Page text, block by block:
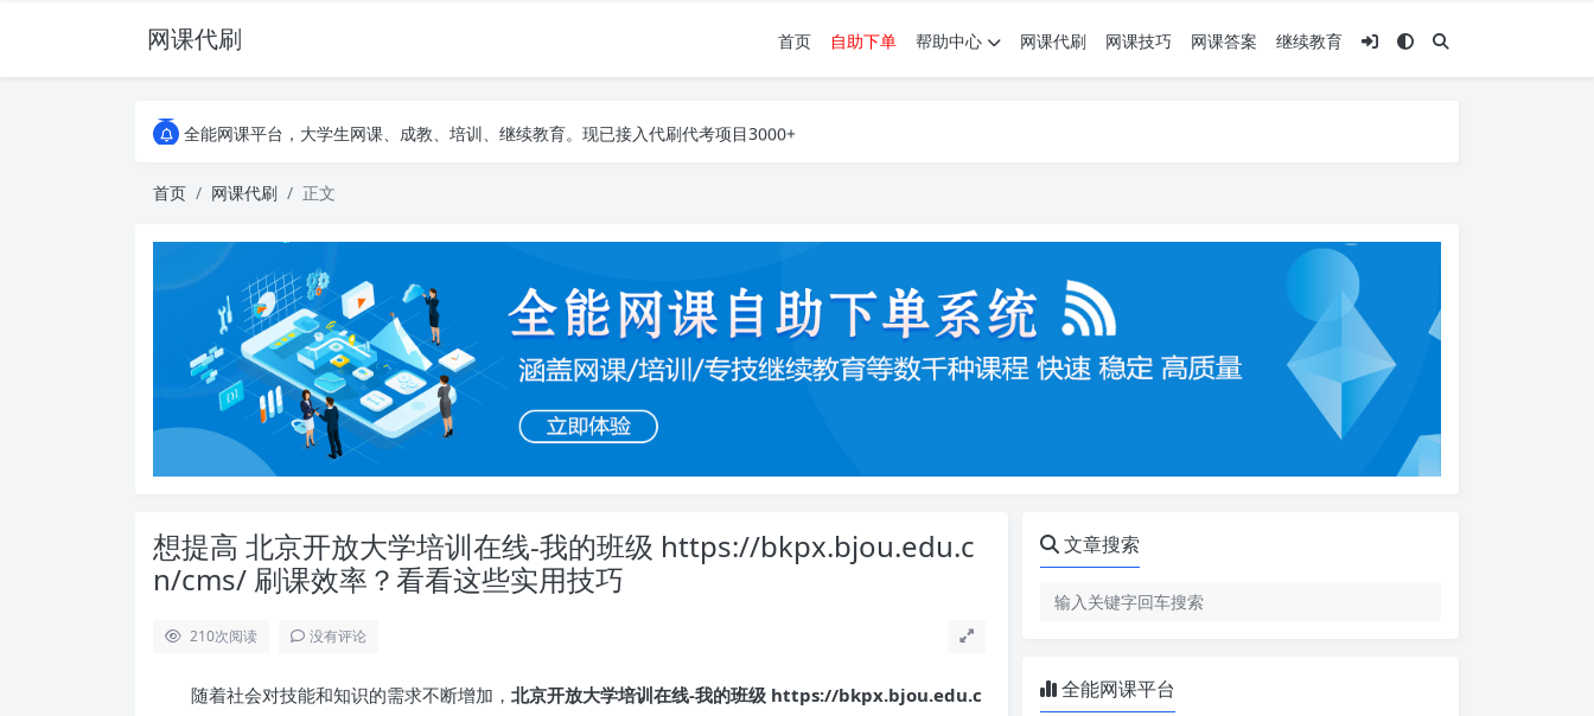
网课代刷 首页 自助下单 帮助中心 网课代刷 网课技巧 网课答案 继续教育
AI论文写作平台，根据真实文献内容生成论文
全能网课平台，大学生网课、成教、培训、继续教育。现已接入代刷代考项目3000+
全能网课平台，大学生网课、成教、培训、继续教育。现已接入代刷代考项目3000+
首页 网课代刷 正文
想提高 北京开放大学培训在线-我的班级 https://bkpx.bjou.edu.c
n/cms/ 刷课效率？看看这些实用技巧
210次阅读 没有评论
随着社会对技能和知识的需求不断增加， 北京开放大学培训在线-我的班级 https://bkpx.bjou.edu.c
文章搜索
全能网课平台